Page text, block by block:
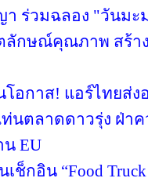
ร่วมฉลอง "วันมะ
ลักษณ์คุณภาพ สร้า
โอกาส! แอร์ไทยส่
นตลาดดาวรุ่ง ฝ่า
EU
กอิน “Food Truck